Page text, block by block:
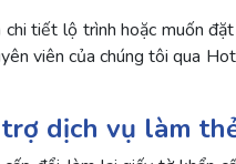
tiết lộ trình hoặc muốn
viên của chúng tôi qua
dịch vụ làm